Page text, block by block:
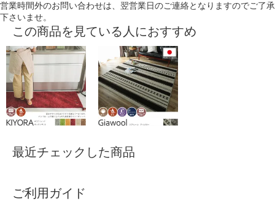
営業時間外のお問い合わせは、翌営業日のご連絡となりますのでご了承
下さいませ。
この商品を見ている人におすすめ
最近チェックした商品
ご利用ガイド